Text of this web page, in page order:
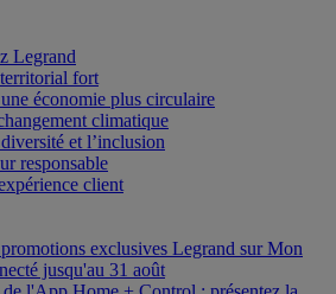
Legrand
fort
économie plus circulaire
climatique
et l’inclusion
responsable
client
exclusives Legrand sur Mon
jusqu'au 31 août